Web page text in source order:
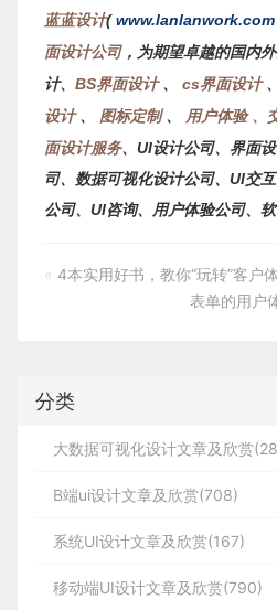
蓝蓝设计(www.lanlanwork.com
面设计公司，为期望卓越的国内
计、 BS界面设计、 cs界面设计、
设计、 图标定制、 用户体验 、
面设计服务、 UI设计公司、界面设
司、数据可视化设计公司、 UI交
公司、 UI咨询、用户体验公司、
« 4本实用好书，教你“玩转”客户
表单的用户
分类
大数据可视化设计文章及欣赏
B端ui设计文章及欣赏(708)
系统UI设计文章及欣赏(167)
移动端UI设计文章及欣赏(790)